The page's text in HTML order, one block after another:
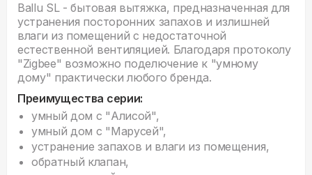
Ballu SL - бытовая вытяжка, предназначенная для
устранения посторонних запахов и излишней
влаги из помещений с недостаточной
естественной вентиляцией. Благодаря протоколу
"Zigbee" возможно поделючение к "умному
дому" практически любого бренда.
Преимущества серии:
умный дом с "Алисой",
умный дом с "Марусей",
устранение запахов и влаги из помещения,
обратный клапан,